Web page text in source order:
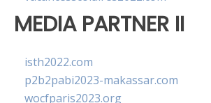
MEDIA PARTNER II
isth2022.com
p2b2pabi2023-makassar.com
wocfparis2023.org